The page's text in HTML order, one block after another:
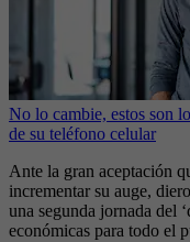
No lo cambie, estos son
de su teléfono celular
Ante la gran aceptación
incrementar su auge,
una segunda jornada del
económicas para todo el